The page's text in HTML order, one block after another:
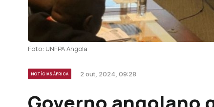
Foto: UNFPA Angola
NOTÍCIAS ÁFRICA 2 out, 2024, 09:28